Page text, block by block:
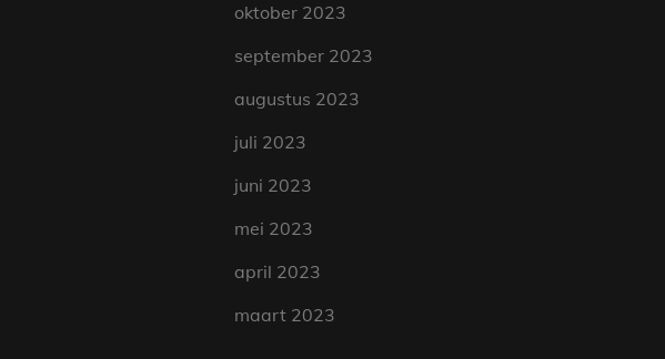
oktober 2023
september 2023
augustus 2023
juli 2023
juni 2023
mei 2023
april 2023
maart 2023